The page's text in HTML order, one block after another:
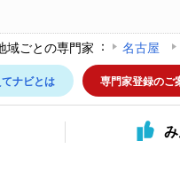
域ごとの専門家 名古屋
ナビとは 専門家登録のご